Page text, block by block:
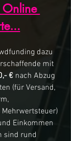
Online
dazu
mit
€ nach Abzug
(für Versand,
Einkommen
sind rund